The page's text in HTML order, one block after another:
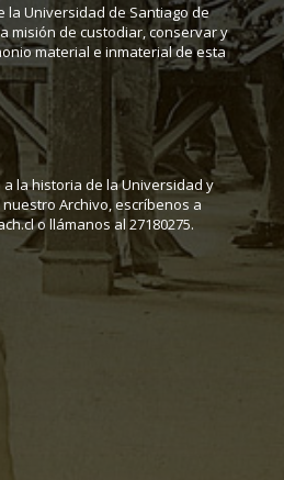
la Universidad de Santiago de
misión de custodiar, conservar y
material e inmaterial de esta
la historia de la Universidad y
Archivo, escríbenos a
o llámanos al 27180275.